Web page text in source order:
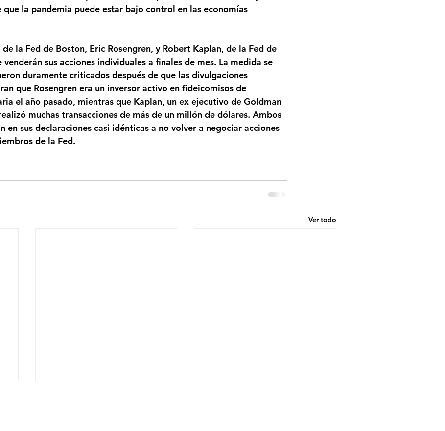
que la pandemia puede estar bajo control en las economías
la Fed de Boston, Eric Rosengren, y Robert Kaplan, de la Fed de
sus acciones individuales a finales de mes. La medida se
duramente criticados después de que las divulgaciones
que Rosengren era un inversor activo en fideicomisos de
el año pasado, mientras que Kaplan, un ex ejecutivo de Goldman
muchas transacciones de más de un millón de dólares. Ambos
en sus declaraciones casi idénticas a no volver a negociar acciones
de la Fed.
Ver todo